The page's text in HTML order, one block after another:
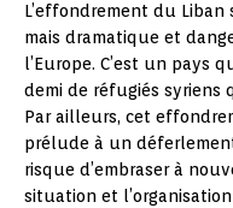
L’effondrement du
mais dramatique et
l’Europe. C’est un pays
demi de réfugiés syriens
Par ailleurs, cet
prélude à un
risque d’embraser à
situation et